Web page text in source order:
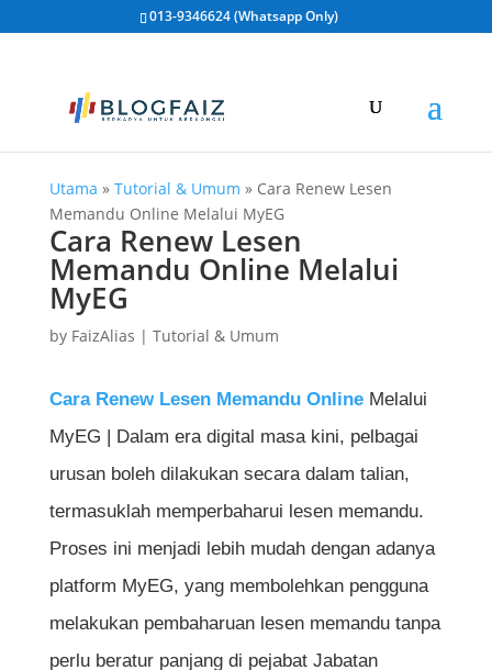
013-9346624 (Whatsapp Only)
Utama » Tutorial & Umum » Cara Renew Lesen
Memandu Online Melalui MyEG
Cara Renew Lesen
Memandu Online Melalui
MyEG
by FaizAlias | Tutorial & Umum
Cara Renew Lesen Memandu OnlineMelalui
MyEG | Dalam era digital masa kini, pelbagai
urusan boleh dilakukan secara dalam talian,
termasuklah memperbaharui lesen memandu.
Proses ini menjadi lebih mudah dengan adanya
platform MyEG, yang membolehkan pengguna
melakukan pembaharuan lesen memandu tanpa
perlu beratur panjang di pejabat Jabatan